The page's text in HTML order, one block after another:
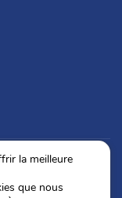
la meilleure
que nous